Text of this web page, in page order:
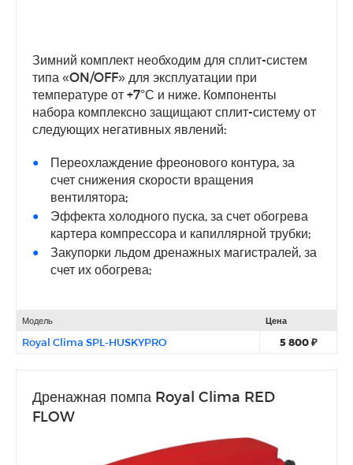
Зимний комплект необходим для сплит-систем
типа «ON/OFF» для эксплуатации при
температуре от +7°С и ниже. Компоненты
набора комплексно защищают сплит-систему от
следующих негативных явлений:
Переохлаждение фреонового контура, за
счет снижения скорости вращения
вентилятора;
Эффекта холодного пуска, за счет обогрева
картера компрессора и капиллярной трубки;
Закупорки льдом дренажных магистралей, за
счет их обогрева;
Модель Цена
Royal Clima SPL-HUSKYPRO 5 800 ₽
Дренажная помпа Royal Clima RED
FLOW